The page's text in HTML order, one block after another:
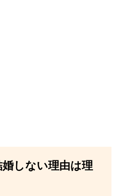
しない理由は理